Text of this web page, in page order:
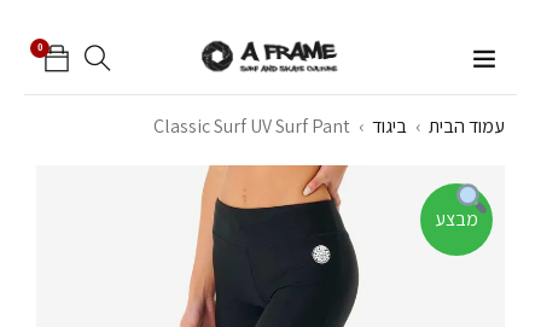
0
עמוד הבית › ביגוד ›
Classic Surf UV Surf Pant
מבצע